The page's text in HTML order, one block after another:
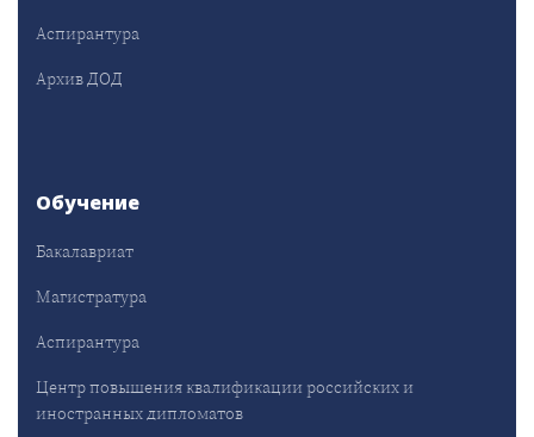
Аспирантура
Архив ДОД
Обучение
Бакалавриат
Магистратура
Аспирантура
Центр повышения квалификации российских и
иностранных дипломатов